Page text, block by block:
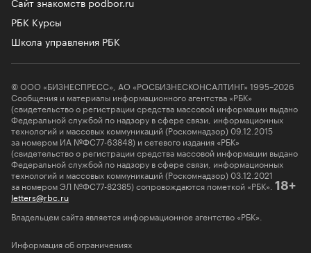
РБК Курсы
Школа управления РБК
© ООО «БИЗНЕСПРЕСС», АО «РОСБИЗНЕСКОНСАЛТИНГ» 1995–2026
Сообщения и материалы информационного агентства «РБК»
(свидетельство о регистрации средства массовой информации выдано
Федеральной службой по надзору в сфере связи, информационных
технологий и массовых коммуникаций (Роскомнадзор) 09.12.2015
за номером ИА №ФС77-63848) и сетевого издания «РБК»
(свидетельство о регистрации средства массовой информации выдано
Федеральной службой по надзору в сфере связи, информационных
технологий и массовых коммуникаций (Роскомнадзор) 03.12.2021
за номером ЭЛ №ФС77-82385) сопровождаются пометкой «РБК». 18+
letters@rbc.ru
Владельцем сайта является информационное агентство «РБК».
Информация об ограничениях